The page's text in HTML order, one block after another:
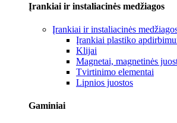
Įrankiai ir instaliacinės medžiagos
Įrankiai ir instaliacinės
Įrankiai plastiko
Klijai
Magnetai, magnetinės
Tvirtinimo elementai
Lipnios juostos
Gaminiai